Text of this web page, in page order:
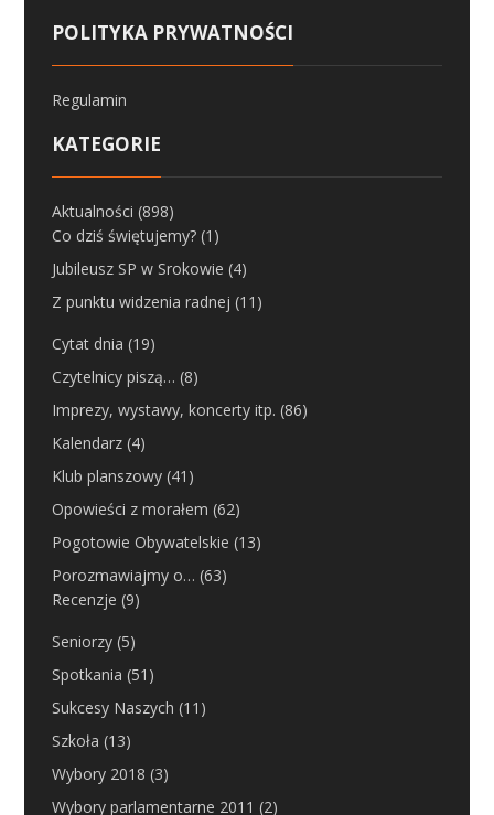
POLITYKA PRYWATNOŚCI
Regulamin
KATEGORIE
Aktualności (898)
Co dziś świętujemy?(1)
Jubileusz SP w Srokowie (4)
Z punktu widzenia radnej (11)
Cytat dnia (19)
Czytelnicy piszą… (8)
Imprezy, wystawy, koncerty itp. (86)
Kalendarz(4)
Klub planszowy(41)
Opowieści z morałem (62)
Pogotowie Obywatelskie (13)
Porozmawiajmy o… (63)
Recenzje (9)
Seniorzy(5)
Spotkania (51)
Sukcesy Naszych (11)
Szkoła (13)
Wybory 2018 (3)
Wybory parlamentarne 2011 (2)